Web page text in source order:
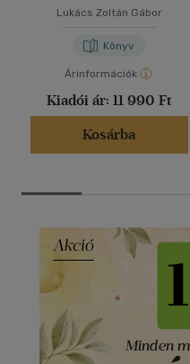
Lukács Zoltán Gábor
Könyv
Árinformációk
Kiadói ár: 11 990 Ft
Kosárba